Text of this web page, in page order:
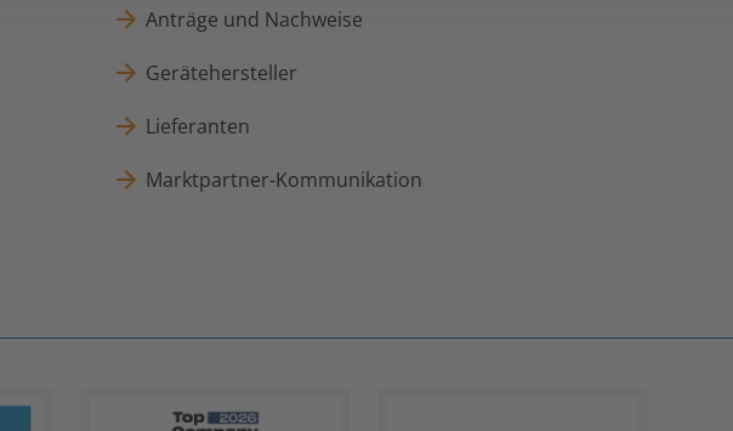
Anträge und Nachweise
Gerätehersteller
Lieferanten
Marktpartner-Kommunikation